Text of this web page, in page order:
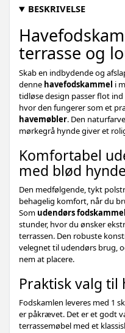
BESKRIVELSE
terrasse og
Skab en indbydende og
denne havefodskammel i
tidløse design passer flot
hvor den fungerer som et
havemøbler. Den
mørkegrå hynde giver et
Komfortabel
med blød hynde
Den medfølgende, tykt
behagelig komfort, når du
Som udendørs fodskammel
stunder, hvor du ønsker
terrassen. Den robuste
velegnet til udendørs brug,
nem at placere.
Praktisk valg til
Fodskamlen leveres med 1
er påkrævet. Det er et godt
terrassemøbel med et